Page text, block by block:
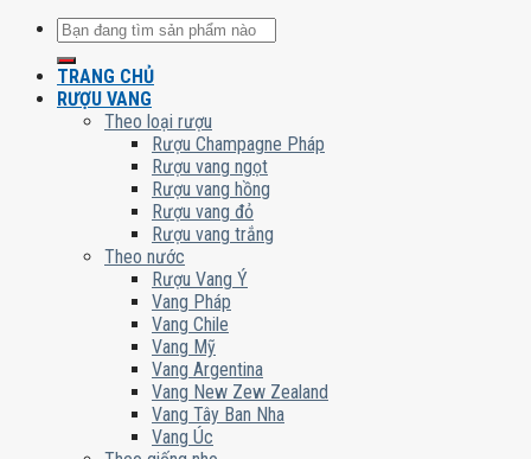
Tìm
kiếm:
TRANG CHỦ
RƯỢU VANG
Theo loại rượu
Rượu Champagne Pháp
Rượu vang ngọt
Rượu vang hồng
Rượu vang đỏ
Rượu vang trắng
Theo nước
Rượu Vang Ý
Vang Pháp
Vang Chile
Vang Mỹ
Vang Argentina
Vang New Zew Zealand
Vang Tây Ban Nha
Vang Úc